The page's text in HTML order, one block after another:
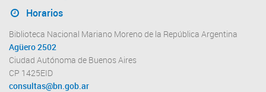
Horarios
Biblioteca Nacional Mariano Moreno de la República Argentina
Agüero 2502
Ciudad Autónoma de Buenos Aires
CP 1425EID
consultas@bn.gob.ar